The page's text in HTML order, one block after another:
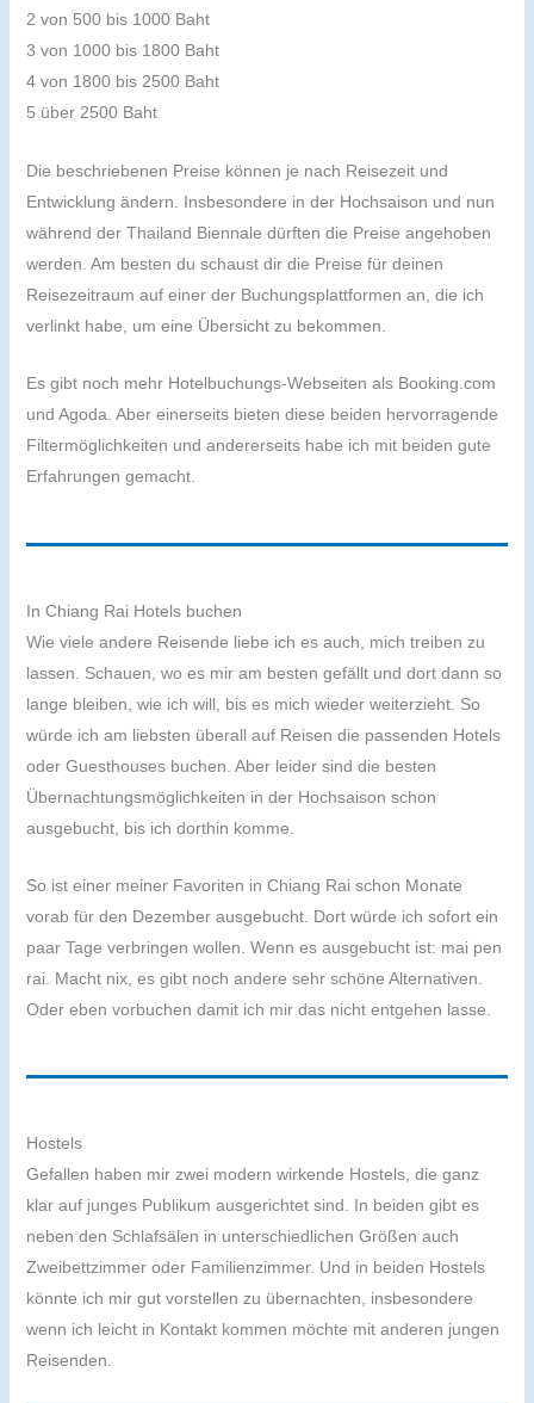
2 von 500 bis 1000 Baht
3 von 1000 bis 1800 Baht
4 von 1800 bis 2500 Baht
5 über 2500 Baht
Die beschriebenen Preise können je nach Reisezeit und
Entwicklung ändern. Insbesondere in der Hochsaison und nun
während der Thailand Biennale dürften die Preise angehoben
werden. Am besten du schaust dir die Preise für deinen
Reisezeitraum auf einer der Buchungsplattformen an, die ich
verlinkt habe, um eine Übersicht zu bekommen.
Es gibt noch mehr Hotelbuchungs-Webseiten als Booking.com
und Agoda. Aber einerseits bieten diese beiden hervorragende
Filtermöglichkeiten und andererseits habe ich mit beiden gute
Erfahrungen gemacht.
In Chiang Rai Hotels buchen
Wie viele andere Reisende liebe ich es auch, mich treiben zu
lassen. Schauen, wo es mir am besten gefällt und dort dann so
lange bleiben, wie ich will, bis es mich wieder weiterzieht. So
würde ich am liebsten überall auf Reisen die passenden Hotels
oder Guesthouses buchen. Aber leider sind die besten
Übernachtungsmöglichkeiten in der Hochsaison schon
ausgebucht, bis ich dorthin komme.
So ist einer meiner Favoriten in Chiang Rai schon Monate
vorab für den Dezember ausgebucht. Dort würde ich sofort ein
paar Tage verbringen wollen. Wenn es ausgebucht ist: mai pen
rai. Macht nix, es gibt noch andere sehr schöne Alternativen.
Oder eben vorbuchen damit ich mir das nicht entgehen lasse.
Hostels
Gefallen haben mir zwei modern wirkende Hostels, die ganz
klar auf junges Publikum ausgerichtet sind. In beiden gibt es
neben den Schlafsälen in unterschiedlichen Größen auch
Zweibettzimmer oder Familienzimmer. Und in beiden Hostels
könnte ich mir gut vorstellen zu übernachten, insbesondere
wenn ich leicht in Kontakt kommen möchte mit anderen jungen
Reisenden.